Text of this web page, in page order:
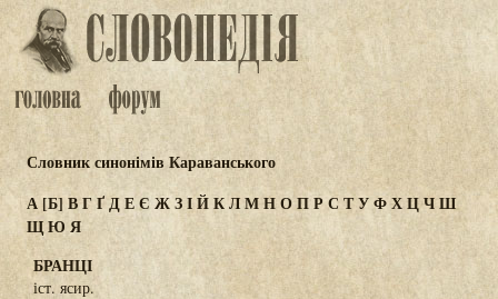
Словник синонімів Караванського
А[Б] ВГҐДЕЄ ЖЗІЙКЛМНОПР С ТУФХЦЧШ
ЩЮ Я
БРАНЦІ
іст. ясир.